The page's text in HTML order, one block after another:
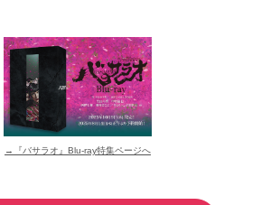
→『バサラオ』Blu-ray特集ページへ